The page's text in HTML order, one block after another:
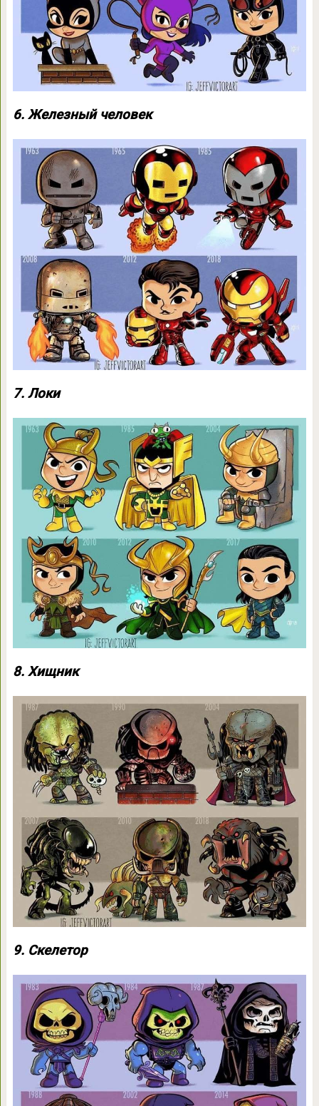
6. Железный человек
7. Локи
8. Хищник
9. Скелетор